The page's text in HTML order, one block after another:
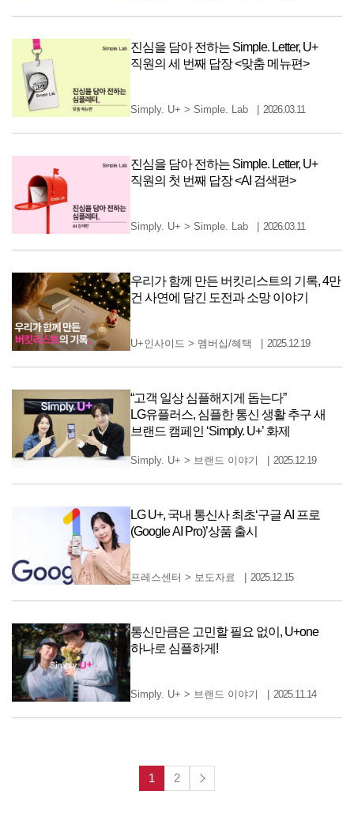
진심을 담아 전하는 Simple. Letter, U+
직원의 세 번째 답장 <맞춤 메뉴편>
Simply. U+ >Simple. Lab 2026.03.11
진심을 담아 전하는 Simple. Letter, U+
직원의 첫 번째 답장 <AI 검색편>
Simply. U+ >Simple. Lab 2026.03.11
우리가 함께 만든 버킷리스트의 기록, 4만
건 사연에 담긴 도전과 소망 이야기
U+인사이드 > 멤버십/혜택 2025.12.19
“고객 일상 심플해지게 돕는다”
LG유플러스, 심플한 통신 생활 추구 새
브랜드 캠페인 ‘Simply. U+’ 화제
Simply. U+ > 브랜드 이야기 2025.12.19
LG U+, 국내 통신사 최초‘구글 AI 프로
(Google AI Pro)’상품 출시
프레스센터 > 보도자료 2025.12.15
통신만큼은 고민할 필요 없이, U+one
하나로 심플하게!
Simply. U+ > 브랜드 이야기 2025.11.14
1 2